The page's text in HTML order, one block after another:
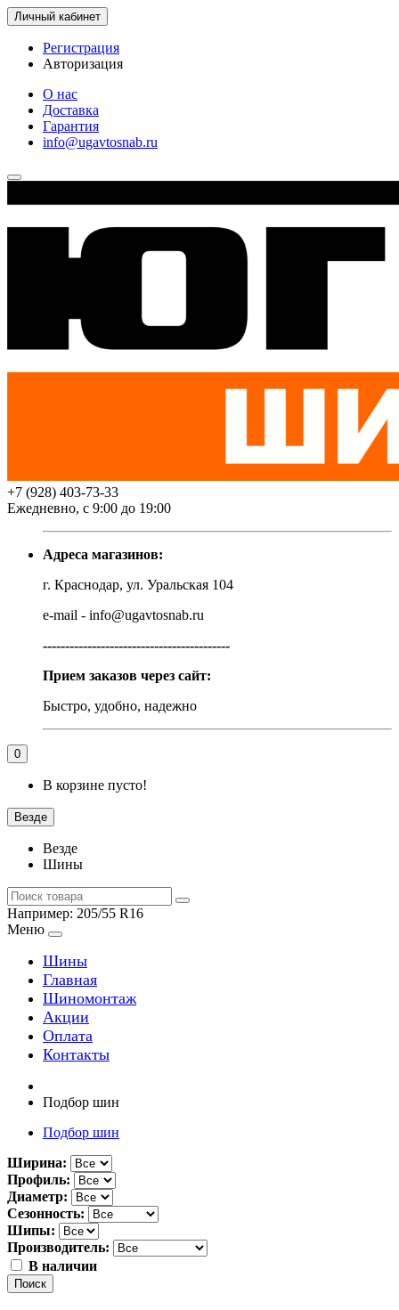
Личный кабинет
Регистрация
Авторизация
О нас
Доставка
Гарантия
info@ugavtosnab.ru
+7 (928) 403-73-33
Ежедневно, с 9:00 до 19:00
Адреса магазинов:
г. Краснодар, ул. Уральская 104
e-mail - info@ugavtosnab.ru
------------------------------------------
Прием заказов через сайт:
Быстро, удобно, надежно
0
В корзине пусто!
Везде
Везде
Шины
Например: 205/55 R16
Меню
Шины
Главная
Шиномонтаж
Акции
Оплата
Контакты
Подбор шин
Подбор шин
Ширина:
Профиль:
Диаметр:
Сезонность:
Шипы:
Производитель:
В наличии
Поиск